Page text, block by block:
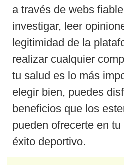
a través de webs
investigar, leer
legitimidad de la
realizar cualquier
tu salud es lo más
elegir bien, puedes
beneficios que los
pueden ofrecerte en
éxito deportivo.